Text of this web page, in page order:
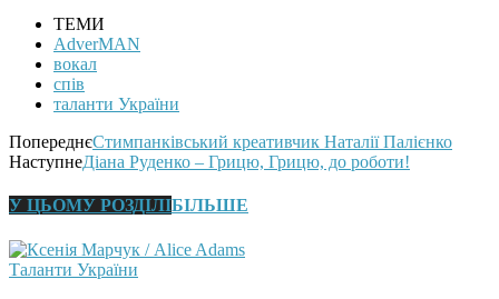
ТЕМИ
AdverMAN
вокал
спів
таланти України
ПопереднєСтимпанківський креативчик Наталії Палієнко
НаступнеДiана Руденко – Грицю, Грицю, до роботи!
У ЦЬОМУ РОЗДІЛІБІЛЬШЕ
Таланти України